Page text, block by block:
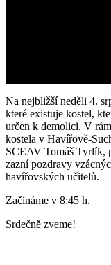
Na nejbližší neděli 4.
které existuje kostel,
určen k demolici. V
kostela v Havířově-
SCEAV Tomáš Tyrlík,
zazní pozdravy
havířovských učitelů.
Začínáme v 8:45 h.
Srdečně zveme!